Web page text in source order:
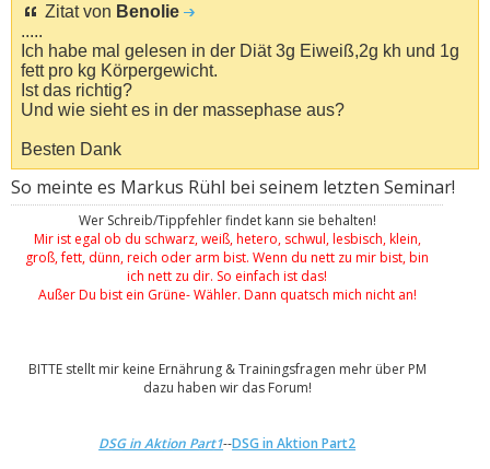
Zitat von Benolie
.....
Ich habe mal gelesen in der Diät 3g Eiweiß,2g kh und 1g
fett pro kg Körpergewicht.
Ist das richtig?
Und wie sieht es in der massephase aus?
Besten Dank
So meinte es Markus Rühl bei seinem letzten Seminar!
Wer Schreib/Tippfehler findet kann sie behalten!
Mir ist egal ob du schwarz, weiß, hetero, schwul, lesbisch, klein,
groß, fett, dünn, reich oder arm bist. Wenn du nett zu mir bist, bin
ich nett zu dir. So einfach ist das!
Außer Du bist ein Grüne- Wähler. Dann quatsch mich nicht an!
BITTE stellt mir keine Ernährung & Trainingsfragen mehr über PM
dazu haben wir das Forum!
DSG in Aktion Part1--DSG in Aktion Part2